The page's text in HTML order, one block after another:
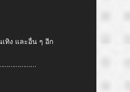
ทิง และอื่น ๆ อีก